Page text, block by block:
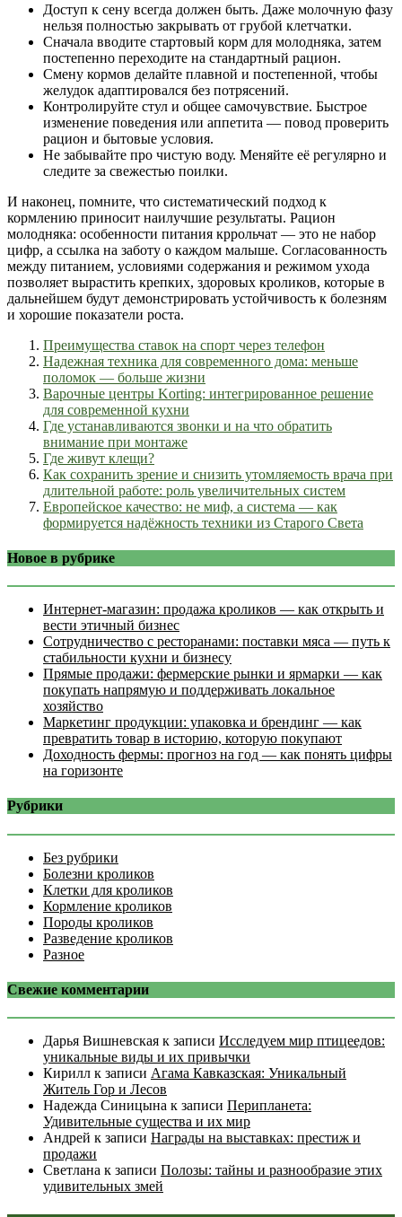
Доступ к сену всегда должен быть. Даже молочную фазу
нельзя полностью закрывать от грубой клетчатки.
Сначала вводите стартовый корм для молодняка, затем
постепенно переходите на стандартный рацион.
Смену кормов делайте плавной и постепенной, чтобы
желудок адаптировался без потрясений.
Контролируйте стул и общее самочувствие. Быстрое
изменение поведения или аппетита — повод проверить
рацион и бытовые условия.
Не забывайте про чистую воду. Меняйте её регулярно и
следите за свежестью поилки.
И наконец, помните, что систематический подход к
кормлению приносит наилучшие результаты. Рацион
молодняка: особенности питания кррольчат — это не набор
цифр, а ссылка на заботу о каждом малыше. Согласованность
между питанием, условиями содержания и режимом ухода
позволяет вырастить крепких, здоровых кроликов, которые в
дальнейшем будут демонстрировать устойчивость к болезням
и хорошие показатели роста.
Преимущества ставок на спорт через телефон
Надежная техника для современного дома: меньше
поломок — больше жизни
Варочные центры Korting: интегрированное решение
для современной кухни
Где устанавливаются звонки и на что обратить
внимание при монтаже
Где живут клещи?
Как сохранить зрение и снизить утомляемость врача при
длительной работе: роль увеличительных систем
Европейское качество: не миф, а система — как
формируется надёжность техники из Старого Света
Новое в рубрике
Интернет‑магазин: продажа кроликов — как открыть и
вести этичный бизнес
Сотрудничество с ресторанами: поставки мяса — путь к
стабильности кухни и бизнесу
Прямые продажи: фермерские рынки и ярмарки — как
покупать напрямую и поддерживать локальное
хозяйство
Маркетинг продукции: упаковка и брендинг — как
превратить товар в историю, которую покупают
Доходность фермы: прогноз на год — как понять цифры
на горизонте
Рубрики
Без рубрики
Болезни кроликов
Клетки для кроликов
Кормление кроликов
Породы кроликов
Разведение кроликов
Разное
Свежие комментарии
Дарья Вишневская к записи Исследуем мир птицеедов:
уникальные виды и их привычки
Кирилл к записи Агама Кавказская: Уникальный
Житель Гор и Лесов
Надежда Синицына к записи Перипланета:
Удивительные существа и их мир
Андрей к записи Награды на выставках: престиж и
продажи
Светлана к записи Полозы: тайны и разнообразие этих
удивительных змей